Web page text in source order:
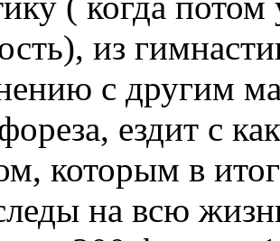
из
с другим
ездит с
которым в
на всю